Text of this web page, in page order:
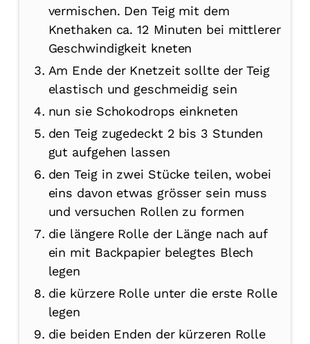
vermischen. Den Teig mit dem
Knethaken ca. 12 Minuten bei mittlerer
Geschwindigkeit kneten
Am Ende der Knetzeit sollte der Teig
elastisch und geschmeidig sein
nun sie Schokodrops einkneten
den Teig zugedeckt 2 bis 3 Stunden
gut aufgehen lassen
den Teig in zwei Stücke teilen, wobei
eins davon etwas grösser sein muss
und versuchen Rollen zu formen
die längere Rolle der Länge nach auf
ein mit Backpapier belegtes Blech
legen
die kürzere Rolle unter die erste Rolle
legen
die beiden Enden der kürzeren Rolle